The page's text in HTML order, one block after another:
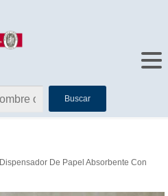
Buscar
Dispensador De Papel Absorbente Con